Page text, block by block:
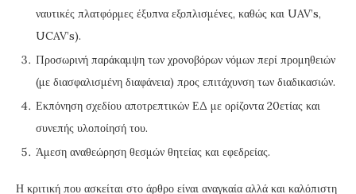
ναυτικές πλατφόρμες έξυπνα εξοπλισμένες, καθώς και UAV’s,
UCAV’s).
Προσωρινή παράκαμψη των χρονοβόρων νόμων περί προμηθειών
(με διασφαλισμένη διαφάνεια) προς επιτάχυνση των διαδικασιών.
Εκπόνηση σχεδίου αποτρεπτικών ΕΔ με ορίζοντα 20ετίας και
συνεπής υλοποίησή του.
Άμεση αναθεώρηση θεσμών θητείας και εφεδρείας.
Η κριτική που ασκείται στο άρθρο είναι αναγκαία αλλά και καλόπιστη